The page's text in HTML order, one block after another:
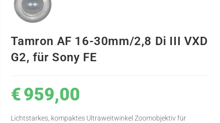
Tamron AF 16-30mm/2,8 Di III VXD
G2, für Sony FE
€959,00
Lichtstarkes, kompaktes Ultraweitwinkel Zoomobjektiv für